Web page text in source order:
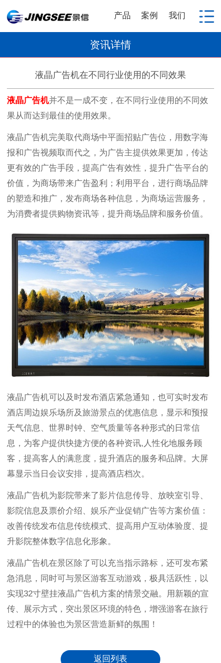
产品 案例 我们
资讯详情
液晶广告机在不同行业使用的不同效果
液晶广告机并不是一成不变，在不同行业使用的不同效
果从而达到最佳的使用效果。
液晶广告机完美取代商场中平面招贴广告位，用数字海
报和广告视频取而代之，为广告主提供效果更加，传达
更有效的广告手段，提高广告有效性，提升广告平台的
价值，为商场带来广告盈利；利用平台，进行商场品牌
的塑造和推广，发布商场各种信息，为商场运营服务，
为消费者提供购物资讯等，提升商场品牌和服务价值。
液晶广告机可以及时发布酒店紧急通知，也可实时发布
酒店周边娱乐场所及旅游景点的优惠信息，显示和预报
天气信息、世界时钟、空气质量等各种形式的日常信
息，为客户提供快捷方便的各种资讯, 人性化地服务顾
客，提高客人的满意度，提升酒店的服务和品牌。大屏
幕显示当日会议安排，提高酒店档次。
液晶广告机为影院带来了影片信息传导、放映室引导、
影院信息及票价介绍、娱乐产业促销广告等方案价值：
改善传统发布信息传统模式、提高用户互动体验度、提
升影院整体数字信息化形象。
液晶广告机在景区除了可以充当指示路标，还可发布紧
急消息，同时可与景区游客互动游戏，极具活跃性，以
实现32寸壁挂液晶广告机方案的情景交融。用新颖的宣
传、展示方式，突出景区环境的特色，增强游客在旅行
过程中的体验也为景区营造新鲜的氛围！
返回列表